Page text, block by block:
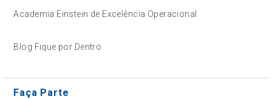
Academia Einstein de Excelência Operacional
Blog Fique por Dentro
Faça Parte